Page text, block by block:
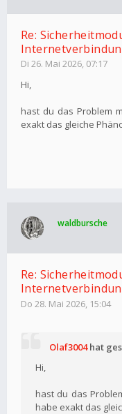
Re:
Di 26. Mai 2026, 07:17
Hi,
hast du das Problem
exakt das gleiche
waldbursche
Re:
Do 28. Mai 2026, 15:04
Olaf3004hat
Hi,
hast du das
habe exakt das